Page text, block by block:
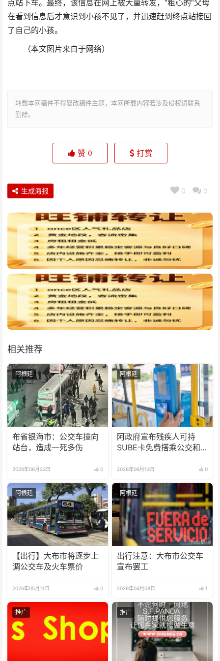
点站下车。最终，该信息在网上被大量转发，“粗心的”父母
在看到信息后才意识到小孩不见了，并迅速赶到终点站接回
了自己的小孩。
（本文图片来自于网络）
转载本网稿件不得篡改稿件主题，本网所载内容若涉及侵权请联系
删除。
赞 0 打赏
0 0
生成海报
相关推荐
阿根廷
布省银海市：公交车撞向
站台，造成一死多伤
2026年06月23日 0
阿根廷
阿政府宣布残疾人可持
SUBE卡免费搭乘公交和
2026年06月13日 0
阿根廷
【出行】大布市将逐步上
调公交车及火车票价
2026年05月11日 0
阿根廷
出行注意：大布市公交车
宣布罢工
2026年04月08日 1
推广 推广